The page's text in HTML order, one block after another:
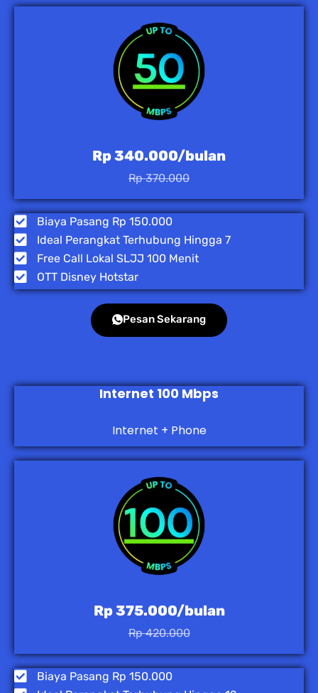
Rp 340.000/bulan
Rp 370.000
Biaya Pasang Rp 150.000
Ideal Perangkat Terhubung Hingga 7
Free Call Lokal SLJJ 100 Menit
OTT Disney Hotstar
Pesan Sekarang
Internet 100 Mbps
Internet + Phone
Rp 375.000/bulan
Rp 420.000
Biaya Pasang Rp 150.000